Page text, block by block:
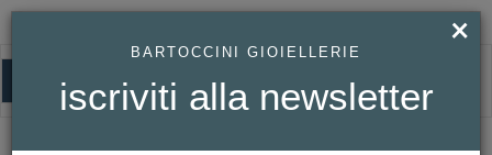
HOMEPAGE
ANELLO RECARLO - VERETTA DIAMANTI ANNIVERSARY REF. R01GD741-
×
BARTOCCINI GIOIELLERIE
iscriviti alla newsletter